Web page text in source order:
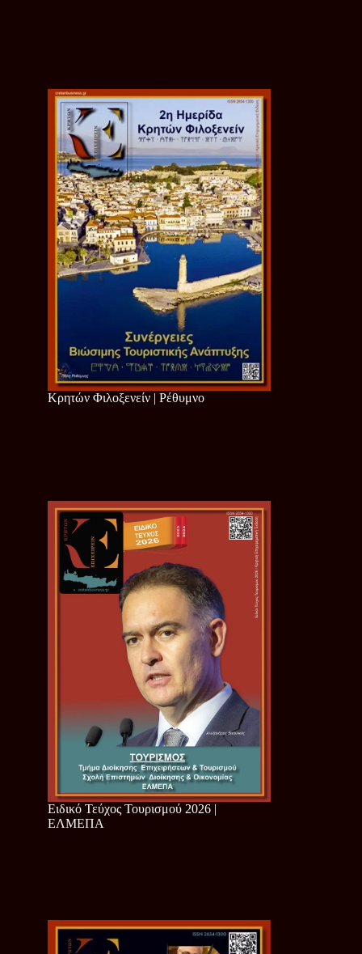
Κρητών Φιλοξενείν | Ρέθυμνο
Ειδικό Τεύχος Τουρισμού 2026 |
ΕΛΜΕΠΑ